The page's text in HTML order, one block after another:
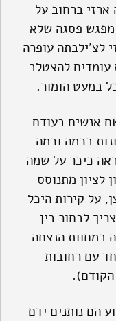
ברחוב על
מפגש פסגה שלא
לצ'ילבתה עופרה
עומדים להצטלב
במעט הומור.
אנשים בעודם
בכמה וכמה
כיכר על שמה
לציון מתנוסס
על קירות היכל
לבחור בין
במחוות הנצחה
עם רחובות
הם נותנים ידם